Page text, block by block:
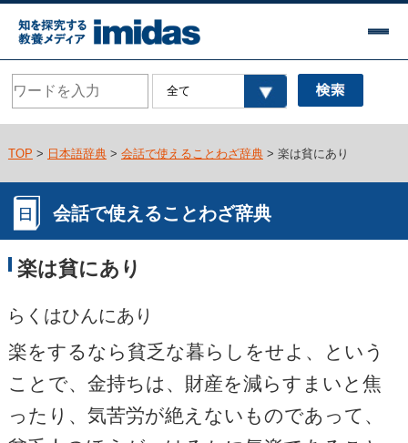
TOP > 日本語辞典> 会話で使えることわざ辞典> 楽は貧にあり
会話で使えることわざ辞典
楽は貧にあり
らくはひんにあり
楽をするなら貧乏な暮らしをせよ、という
ことで、金持ちは、財産を減らすまいと焦
ったり、気苦労が絶えないものであって、